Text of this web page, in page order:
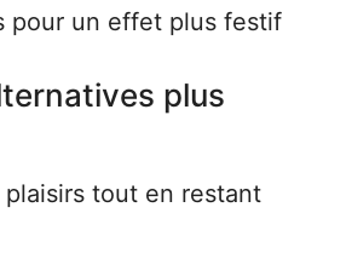
pour un effet plus festif
plus
plaisirs tout en restant